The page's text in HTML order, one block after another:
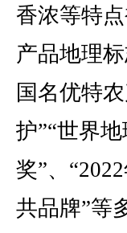
香浓等特
产品地理
国名优特
护”“世界
奖”、
共品牌”等